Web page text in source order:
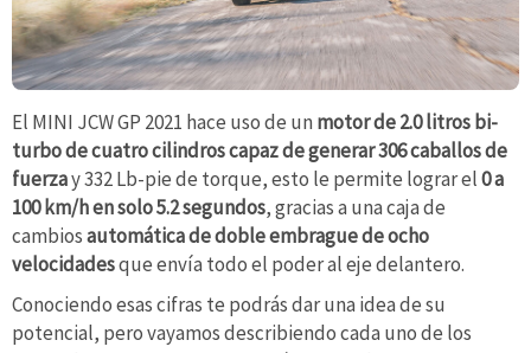
El MINI JCW GP 2021 hace uso de un motor de 2.0 litros bi-
turbo de cuatro cilindros capaz de generar 306 caballos de
fuerzay 332 Lb-pie de torque, esto le permite lograr el0 a
100 km/h en solo 5.2 segundos, gracias a una caja de
cambiosautomática de doble embrague de ocho
velocidadesque envía todo el poder al eje delantero.
Conociendo esas cifras te podrás dar una idea de su
potencial, pero vayamos describiendo cada uno de los